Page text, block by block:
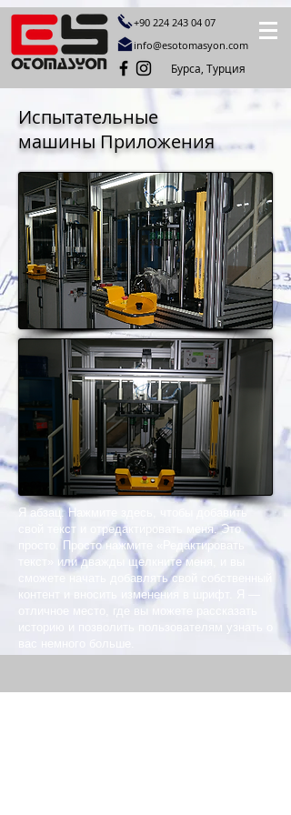
+90 224 243 04 07
info@esotomasyon.com
Бурса, Турция
Испытательные
машины Приложения
Я абзац. Нажмите здесь, чтобы добавить
свой текст и отредактировать меня. Это
просто. Просто нажмите «Редактировать
текст» или дважды щелкните меня, и вы
сможете начать добавлять свой собственный
контент и вносить изменения в шрифт. Я —
отличное место, где вы можете рассказать
историю и позволить пользователям узнать о